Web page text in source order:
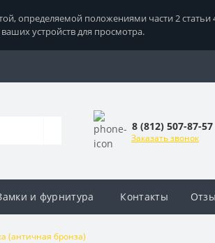
определяемой положениями части 2 статьи
устройств для просмотра.
8 (812) 507-87-57
Заказать звонок
и фурнитура Контакты
(античная бронза)